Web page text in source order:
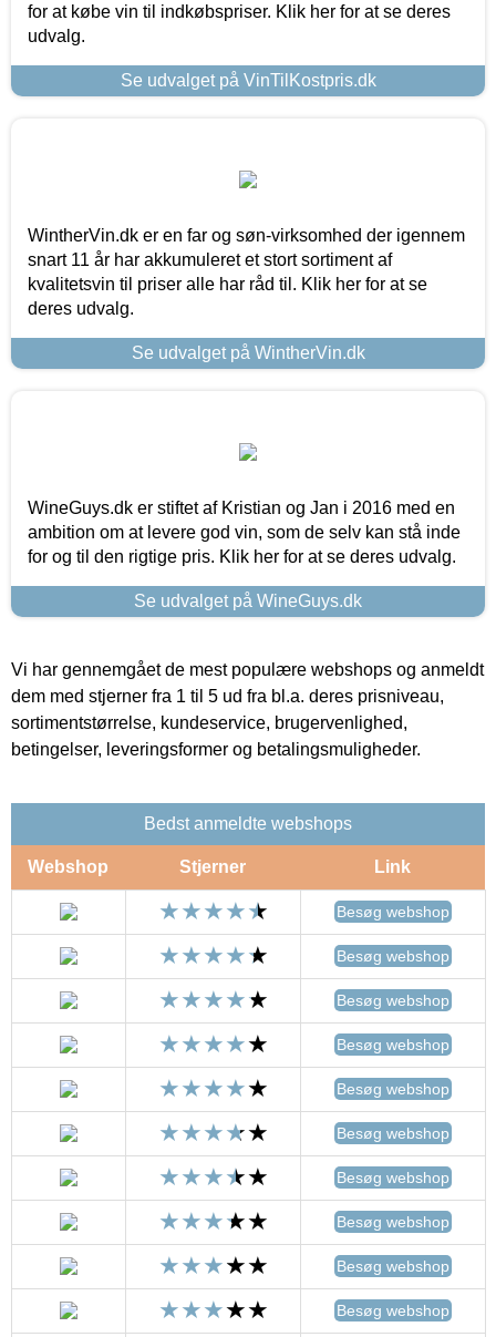
for at købe vin til indkøbspriser. Klik her for at se deres
udvalg.
Se udvalget på VinTilKostpris.dk
WintherVin.dk er en far og søn-virksomhed der igennem
snart 11 år har akkumuleret et stort sortiment af
kvalitetsvin til priser alle har råd til. Klik her for at se
deres udvalg.
Se udvalget på WintherVin.dk
WineGuys.dk er stiftet af Kristian og Jan i 2016 med en
ambition om at levere god vin, som de selv kan stå inde
for og til den rigtige pris. Klik her for at se deres udvalg.
Se udvalget på WineGuys.dk
Vi har gennemgået de mest populære webshops og anmeldt
dem med stjerner fra 1 til 5 ud fra bl.a. deres prisniveau,
sortimentstørrelse, kundeservice, brugervenlighed,
betingelser, leveringsformer og betalingsmuligheder.
Bedst anmeldte webshops
Webshop Stjerner Link
Besøg webshop
Besøg webshop
Besøg webshop
Besøg webshop
Besøg webshop
Besøg webshop
Besøg webshop
Besøg webshop
Besøg webshop
Besøg webshop